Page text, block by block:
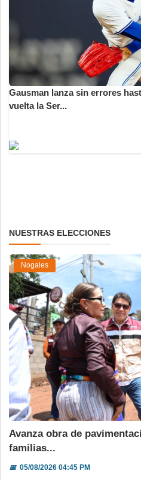
Gausman lanza sin errores
vuelta la Ser...
NUESTRAS ELECCIONES
Nogales
Avanza obra de
familias...
📅05/08/2026 04:45 PM